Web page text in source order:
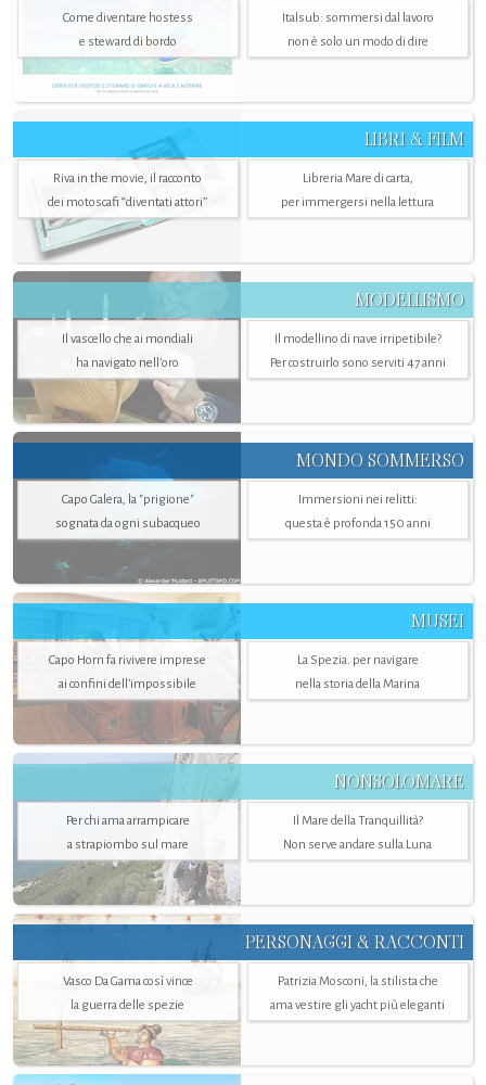
Come diventare hostess
e steward di bordo
Italsub: sommersi dal lavoro
non è solo un modo di dire
LIBRI & FILM
Riva in the movie, il racconto
dei motoscafi “diventati attori”
Libreria Mare di carta,
per immergersi nella lettura
MODELLISMO
Il vascello che ai mondiali
ha navigato nell’oro
Il modellino di nave irripetibile?
Per costruirlo sono serviti 47 anni
MONDO SOMMERSO
Capo Galera, la "prigione"
sognata da ogni subacqueo
Immersioni nei relitti:
questa è profonda 150 anni
MUSEI
Capo Horn fa rivivere imprese
ai confini dell’impossibile
La Spezia. per navigare
nella storia della Marina
NONSOLOMARE
Per chi ama arrampicare
a strapiombo sul mare
Il Mare della Tranquillità?
Non serve andare sulla Luna
PERSONAGGI & RACCONTI
Vasco Da Gama così vince
la guerra delle spezie
Patrizia Mosconi, la stilista che
ama vestire gli yacht più eleganti